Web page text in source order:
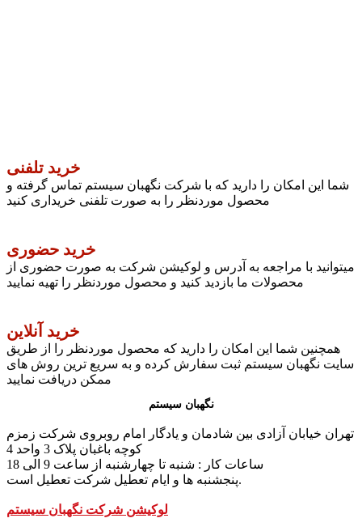
خرید تلفنی
شما این امکان را دارید که با شرکت نگهبان سیستم تماس گرفته و
محصول موردنظر را به صورت تلفنی خریداری کنید
خرید حضوری
میتوانید با مراجعه به آدرس و لوکیشن شرکت به صورت حضوری از
محصولات ما بازدید کنید و محصول موردنظر را تهیه نمایید
خرید آنلاین
همچنین شما این امکان را دارید که محصول موردنظر را از طریق
سایت نگهبان سیستم ثبت سفارش کرده و به سریع ترین روش های
ممکن دریافت نمایید
نگهبان سیستم
تهران خیابان آزادی بین شادمان و یادگار امام روبروی شرکت زمزم
کوچه باغبان پلاک 3 واحد 4
پنجشنبه ها و ایام تعطیل شرکت تعطیل است.
لوکیشن شرکت نگهبان سیستم